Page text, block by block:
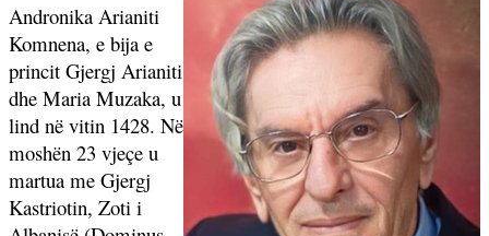
Andronika Arianiti
Komnena, e bija e
princit Gjergj Arianiti
dhe Maria Muzaka, u
lind në vitin 1428. Në
moshën 23 vjeçe u
martua me Gjergj
Kastriotin, Zoti i